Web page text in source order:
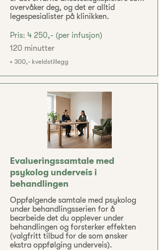
overvåker deg, og det er alltid
legespesialister på klinikken.
Pris: 4 250,- (per infusjon)
120 minutter
+ 300,- kveldstillegg
Evalueringssamtale med
psykolog underveis i
behandlingen
Oppfølgende samtale med psykolog
under behandlingsserien for å
bearbeide det du opplever under
behandlingen og forsterker effekten
(valgfritt tilbud for de som ønsker
ekstra oppfølging underveis).